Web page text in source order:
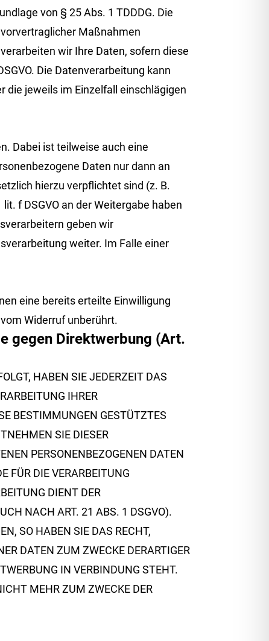
von § 25 Abs. 1 TDDDG. Die
Maßnahmen
wir Ihre Daten, sofern diese
Die Datenverarbeitung kann
die jeweils im Einzelfall einschlägigen
Dabei ist teilweise auch eine
Daten nur dann an
hierzu verpflichtet sind (z. B.
f DSGVO an der Weitergabe haben
geben wir
weiter. Im Falle einer
eine bereits erteilte Einwilligung
Widerruf unberührt.
gegen Direktwerbung (Art.
HABEN SIE JEDERZEIT DAS
IHRER
BESTIMMUNGEN GESTÜTZTES
SIE DIESER
PERSONENBEZOGENEN DATEN
FÜR DIE VERARBEITUNG
DIENT DER
NACH ART. 21 ABS. 1 DSGVO).
SO HABEN SIE DAS RECHT,
DATEN ZUM ZWECKE DERARTIGER
IN VERBINDUNG STEHT.
MEHR ZUM ZWECKE DER